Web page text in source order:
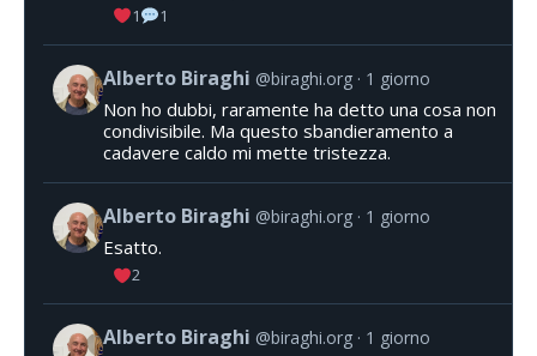
1 1
Alberto Biraghi @biraghi.org 1 giorno
Non ho dubbi, raramente ha detto una cosa non
condivisibile. Ma questo sbandieramento a
cadavere caldo mi mette tristezza.
Alberto Biraghi @biraghi.org 1 giorno
Esatto.
2
Alberto Biraghi @biraghi.org 1 giorno